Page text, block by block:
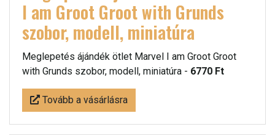
I am Groot Groot with Grunds
szobor, modell, miniatúra
Meglepetés ájándék ötlet Marvel I am Groot Groot
with Grunds szobor, modell, miniatúra - 6770 Ft
Tovább a vásárlásra